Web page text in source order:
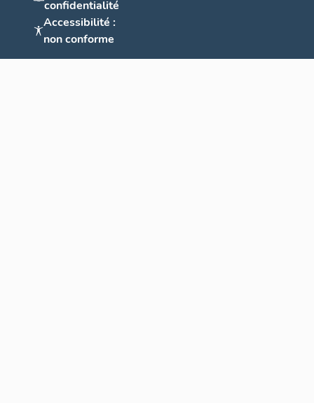
confidentialité
Accessibilité :
non conforme